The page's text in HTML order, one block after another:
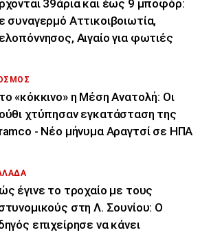
39άρια και έως 9 μποφόρ:
συναγερμό Αττικοιβοιωτία,
Αιγαίο για φωτιές
«κόκκινο» η Μέση Ανατολή: Οι
χτύπησαν εγκατάσταση της
- Νέο μήνυμα Αραγτσί σε ΗΠΑ
έγινε το τροχαίο με τους
στη Λ. Σουνίου: Ο
επιχείρησε να κάνει